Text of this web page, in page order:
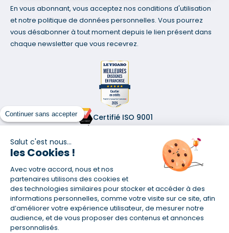
Continuer sans accepter
Salut c'est nous...
les Cookies !
Avec votre accord, nous et nos
partenaires utilisons des cookies et
des technologies similaires pour stocker et accéder à des
informations personnelles, comme votre visite sur ce site, afin
d’améliorer votre expérience utilisateur, de mesurer notre
audience, et de vous proposer des contenus et annonces
personnalisés.
En vous abonnant, vous acceptez nos conditions d'utilisation
et notre politique de données personnelles. Vous pourrez
vous désabonner à tout moment depuis le lien présent dans
chaque newsletter que vous recevrez.
Certifié ISO 9001
(1) Taux fixe national hors assurance et selon votre profil
(2) Économie de 65 % pour l'assurance d'un prêt amortissable de 330
457,23 € à 0,90 % sur 19,5 ans, accordé à un salarié non cadre assuré à
100 % (décès, PTIA, IPP, ITT, IPP) âgé de 36 ans fumeur et une personne